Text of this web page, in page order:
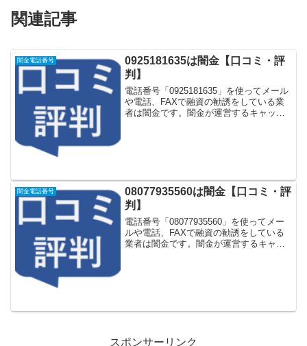
関連記事
闇金電話番号
0925181635は闇金【口コミ・評
判】
電話番号「0925181635」を使ってメール
や電話、FAXで融資の勧誘をしている業
者は闇金です。闇金が運営するキャッシ
闇金電話番号
08077935560は闇金【口コミ・評
判】
電話番号「08077935560」を使ってメー
ルや電話、FAXで融資の勧誘をしている
業者は闇金です。闇金が運営するキャッ
スポンサーリンク